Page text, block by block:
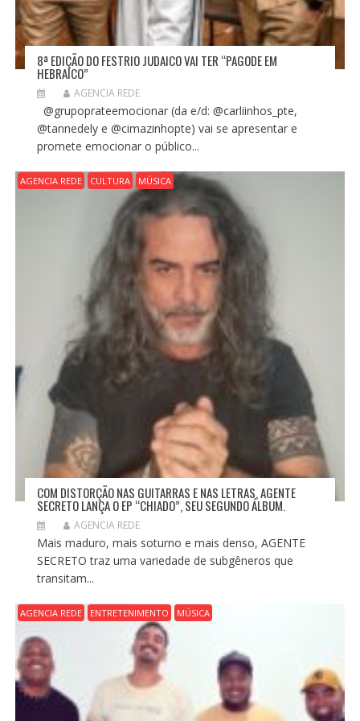
8ª EDIÇÃO DO FESTRIO JUDAICO VAI TER “PAGODE EM
HEBRAICO”
AGENCIA REDE
@grupoprateemocionar (da e/d: @carliinhos_pte,
@tannedely e @cimazinhopte) vai se apresentar e
promete emocionar o público...
AGENCIA REDE CULTURA MÚSICA
COM DISTORÇÃO NAS GUITARRAS E NAS LETRAS, AGENTE
SECRETO LANÇA O EP “CHIADO”, SEU SEGUNDO ÁLBUM.
AGENCIA REDE
Mais maduro, mais soturno e mais denso, AGENTE
SECRETO traz uma variedade de subgêneros que
transitam...
AGENCIA REDE ENTRETENIMENTO MÚSICA